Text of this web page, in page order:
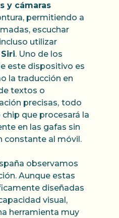
y cámaras
permitiendo a
escuchar
utilizar
Siri. Uno de los
este dispositivo es
la traducción en
textos o
precisas, todo
que procesará la
en las gafas sin
constante al móvil.
observamos
Aunque estas
diseñadas
visual,
herramienta muy